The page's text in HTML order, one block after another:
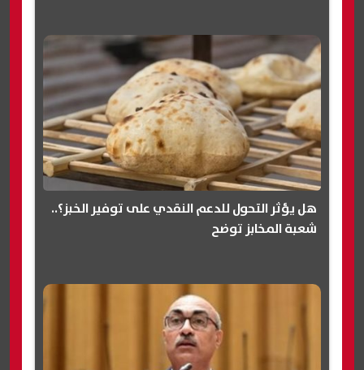
هل يؤثر التحول للدعم النقدي على توفير الخبز؟..
شعبة المخابز توضح